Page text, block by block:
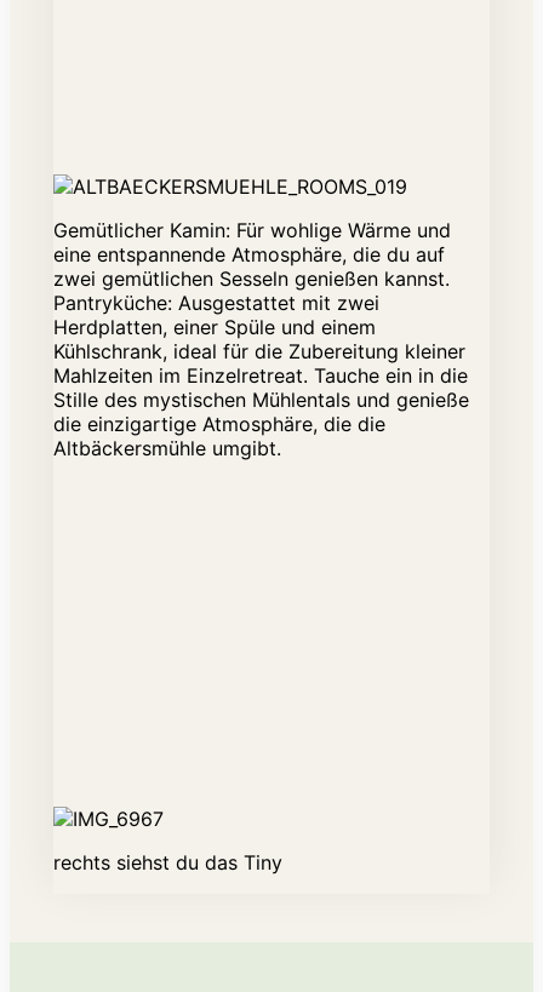
Gemütlicher Kamin: Für wohlige Wärme und
eine entspannende Atmosphäre, die du auf
zwei gemütlichen Sesseln genießen kannst.
Pantryküche: Ausgestattet mit zwei
Herdplatten, einer Spüle und einem
Kühlschrank, ideal für die Zubereitung kleiner
Mahlzeiten im Einzelretreat. Tauche ein in die
Stille des mystischen Mühlentals und genieße
die einzigartige Atmosphäre, die die
Altbäckersmühle umgibt.
rechts siehst du das Tiny